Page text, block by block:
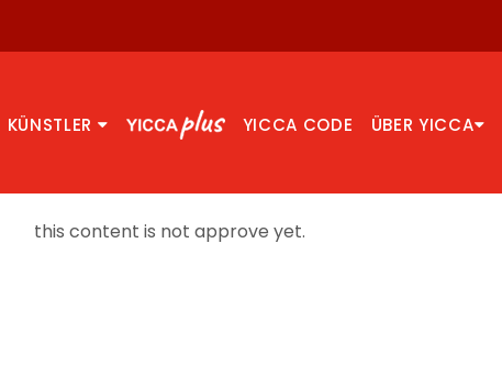
KÜNSTLER YICCA CODE ÜBER YICCA
this content is not approve yet.